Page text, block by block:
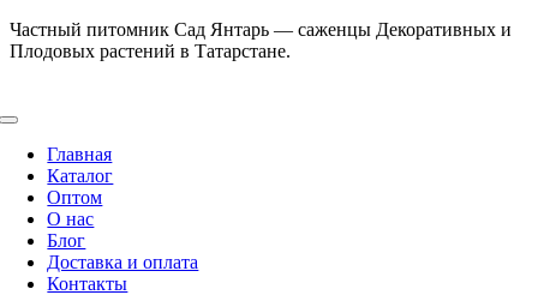
Skip
to
Частный питомник Сад Янтарь — саженцы Декоративных и
Плодовых растений в Татарстане.
Toggle
NavigationГлавная
Каталог
Оптом
О нас
Блог
Доставка и оплата
Контакты